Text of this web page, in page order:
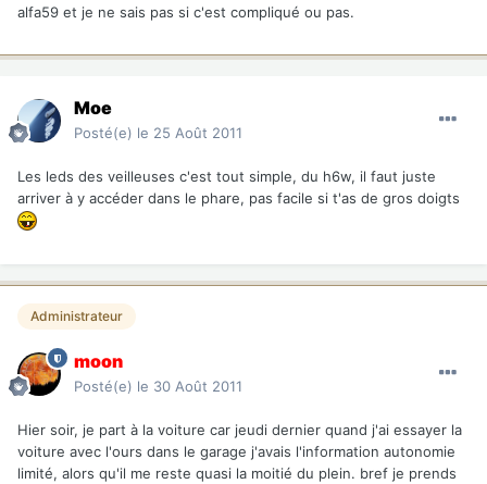
alfa59 et je ne sais pas si c'est compliqué ou pas.
Moe
Posté(e) le 25 Août 2011
Les leds des veilleuses c'est tout simple, du h6w, il faut juste
arriver à y accéder dans le phare, pas facile si t'as de gros doigts
Administrateur
moon
Posté(e) le 30 Août 2011
Hier soir, je part à la voiture car jeudi dernier quand j'ai essayer la
voiture avec l'ours dans le garage j'avais l'information autonomie
limité, alors qu'il me reste quasi la moitié du plein. bref je prends